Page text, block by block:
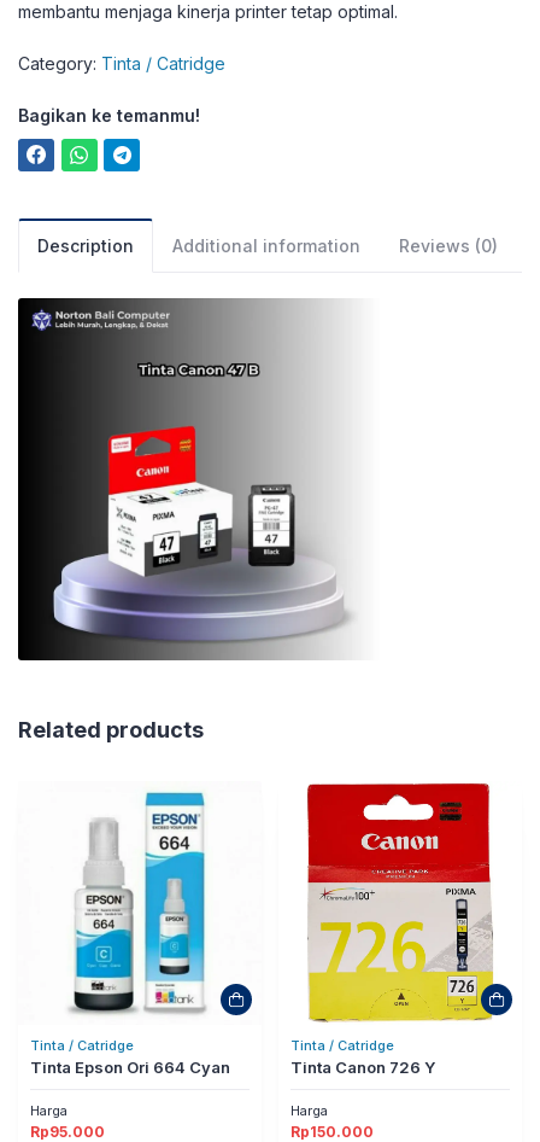
membantu menjaga kinerja printer tetap optimal.
Category: Tinta / Catridge
Bagikan ke temanmu!
Description Additional information Reviews (0)
Related products
Tinta / Catridge
Tinta Epson Ori 664 Cyan
Harga
Rp95.000
Tinta / Catridge
Tinta Canon 726 Y
Harga
Rp150.000